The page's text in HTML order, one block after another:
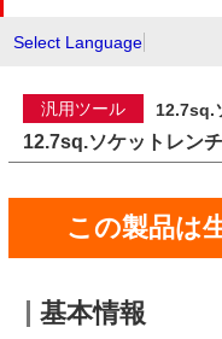
Select Language
汎用ツール 12.7sq.
12.7sq.ソケットレン
この製品は
基本情報